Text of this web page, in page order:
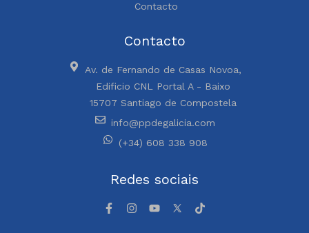
Contacto
Contacto
Av. de Fernando de Casas Novoa,
Edificio CNL Portal A - Baixo
15707 Santiago de Compostela
info@ppdegalicia.com
(+34) 608 338 908
Redes sociais